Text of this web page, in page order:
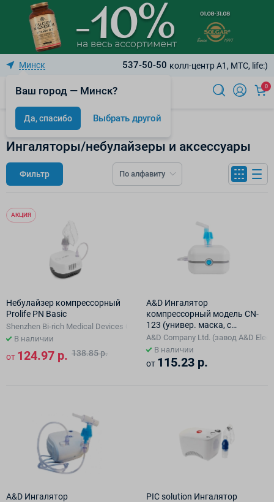
Минск
Ваш город — Минск?
Да, спасибо Выбрать другой
537-50-50 колл-центр A1, МТС, life:)
0
Медицинские изделия и приборы
Ингаляторы/небулайзеры и аксессуары
Фильтр По алфавиту
АКЦИЯ
Небулайзер компрессорный
Prolife PN Basic
Shenzhen Bi-rich Medical Devices Co., Ltd, КИТАЙ
В наличии
от 124.97 р. 138.85 р.
A&D Ингалятор
компрессорный модель CN-
123 (универ. маска, с
насадками для носа и рта)
A&D Company Ltd. (завод A&D
В наличии
от 115.23 р.
A&D Ингалятор
PIC solution Ингалятор